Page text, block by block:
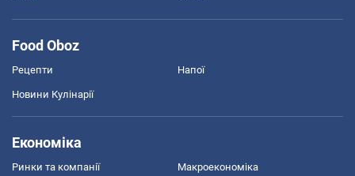
Food Oboz
Рецепти Напої
Новини Кулінарії
Економіка
Ринки та компанії Макроекономіка